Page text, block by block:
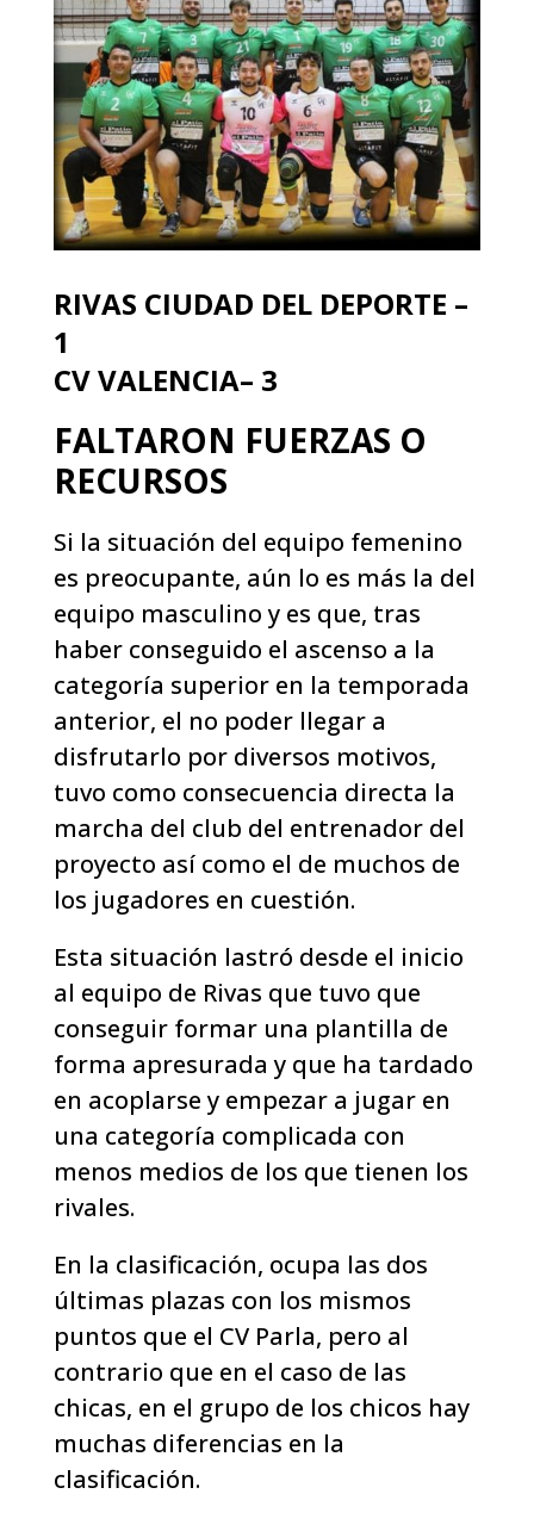
RIVAS CIUDAD DEL DEPORTE –
1
CV VALENCIA– 3
FALTARON FUERZAS O
RECURSOS
Si la situación del equipo femenino
es preocupante, aún lo es más la del
equipo masculino y es que, tras
haber conseguido el ascenso a la
categoría superior en la temporada
anterior, el no poder llegar a
disfrutarlo por diversos motivos,
tuvo como consecuencia directa la
marcha del club del entrenador del
proyecto así como el de muchos de
los jugadores en cuestión.
Esta situación lastró desde el inicio
al equipo de Rivas que tuvo que
conseguir formar una plantilla de
forma apresurada y que ha tardado
en acoplarse y empezar a jugar en
una categoría complicada con
menos medios de los que tienen los
rivales.
En la clasificación, ocupa las dos
últimas plazas con los mismos
puntos que el CV Parla, pero al
contrario que en el caso de las
chicas, en el grupo de los chicos hay
muchas diferencias en la
clasificación.